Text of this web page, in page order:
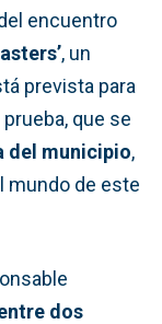
encuentro
, un
prevista para
prueba, que se
del municipio,
mundo de este
dos